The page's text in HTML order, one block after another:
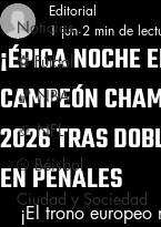
Noticias
⚽ Fútbol
🏀 NBA
🏈 NFL
⚾ Béisbol
Ciudad y Sociedad
¡ÉPICA NOCHE
CAMPEÓN
2026 TRAS
EN PENALES
Editorial
1 jun 2 min de
¡El trono europeo